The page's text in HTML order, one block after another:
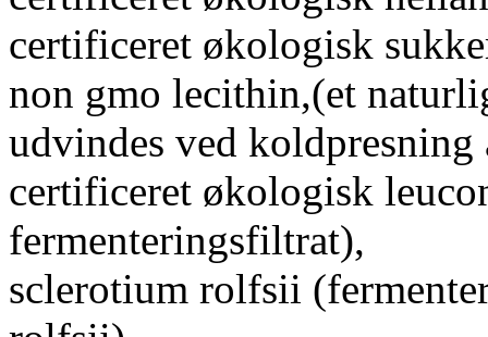
certificeret økologisk
non gmo lecithin,(et
udvindes ved
certificeret økologisk
fermenteringsfiltrat),
sclerotium rolfsii